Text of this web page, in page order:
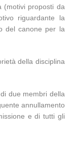
(motivi proposti da
riguardante la
del canone per la
della disciplina
due membri della
annullamento
e di tutti gli